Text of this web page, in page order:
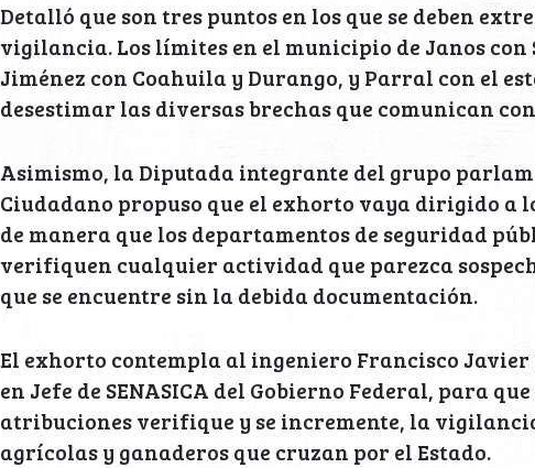
Detalló que son tres puntos en los que se deben
vigilancia. Los límites en el municipio de Janos con
Jiménez con Coahuila y Durango, y Parral con el
desestimar las diversas brechas que comunican
Asimismo, la Diputada integrante del grupo
Ciudadano propuso que el exhorto vaya dirigido a
de manera que los departamentos de seguridad
verifiquen cualquier actividad que parezca
que se encuentre sin la debida documentación.
El exhorto contempla al ingeniero Francisco
en Jefe de SENASICA del Gobierno Federal, para
atribuciones verifique y se incremente, la
agrícolas y ganaderos que cruzan por el Estado.